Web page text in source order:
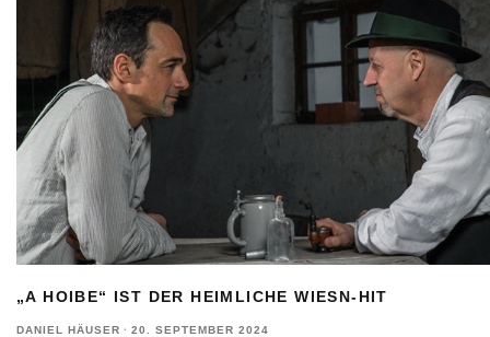
„A HOIBE“ IST DER HEIMLICHE WIESN-HIT
DANIEL HÄUSER · 20. SEPTEMBER 2024